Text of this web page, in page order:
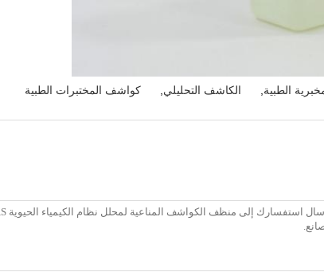
الطبية الكاشف التحليلي كواشف المختبرات الطبية